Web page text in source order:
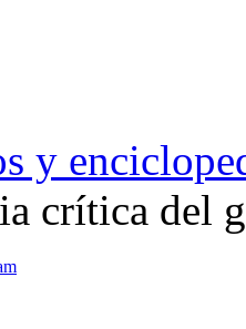
y
crítica del